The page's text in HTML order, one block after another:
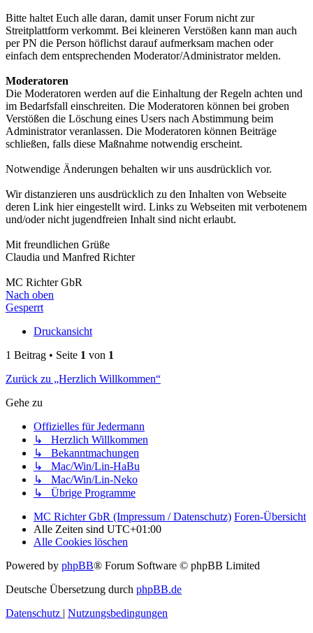
Bitte haltet Euch alle daran, damit unser Forum nicht zur
Streitplattform verkommt. Bei kleineren Verstößen kann man auch
per PN die Person höflichst darauf aufmerksam machen oder
einfach dem entsprechenden Moderator/Administrator melden.
Moderatoren
Die Moderatoren werden auf die Einhaltung der Regeln achten und
im Bedarfsfall einschreiten. Die Moderatoren können bei groben
Verstößen die Löschung eines Users nach Abstimmung beim
Administrator veranlassen. Die Moderatoren können Beiträge
schließen, falls diese Maßnahme notwendig erscheint.
Notwendige Änderungen behalten wir uns ausdrücklich vor.
Wir distanzieren uns ausdrücklich zu den Inhalten von Webseite
deren Link hier eingestellt wird. Links zu Webseiten mit verbotenem
und/oder nicht jugendfreien Inhalt sind nicht erlaubt.
Mit freundlichen Grüße
Claudia und Manfred Richter
MC Richter GbR
Nach oben
Gesperrt
Druckansicht
1 Beitrag • Seite 1 von 1
Zurück zu „Herzlich Willkommen“
Gehe zu
Offizielles für Jedermann
↳ Herzlich Willkommen
↳ Bekanntmachungen
↳ Mac/Win/Lin-HaBu
↳ Mac/Win/Lin-Neko
↳ Übrige Programme
MC Richter GbR (Impressum / Datenschutz) Foren-Übersicht
Alle Zeiten sind UTC+01:00
Alle Cookies löschen
Powered by phpBB® Forum Software © phpBB Limited
Deutsche Übersetzung durch phpBB.de
Datenschutz | Nutzungsbedingungen